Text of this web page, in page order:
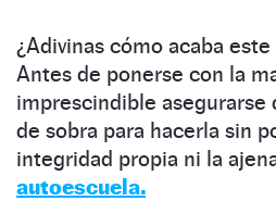
¿Adivinas cómo acaba
Antes de ponerse con la
imprescindible asegurarse
de sobra para hacerla sin
integridad propia ni la
autoescuela.